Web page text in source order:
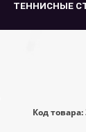
ТЕННИСНЫЕ
Код товара: